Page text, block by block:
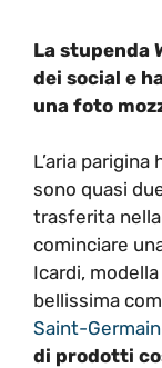
La stupenda
dei social e
una foto
L’aria
sono quasi
trasferita
cominciare
Icardi,
bellissima
Saint-Germain
di prodotti